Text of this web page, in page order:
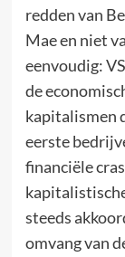
redden van
Mae en niet
eenvoudig:
de
kapitalismen
eerste
financiële
steeds
omvang van